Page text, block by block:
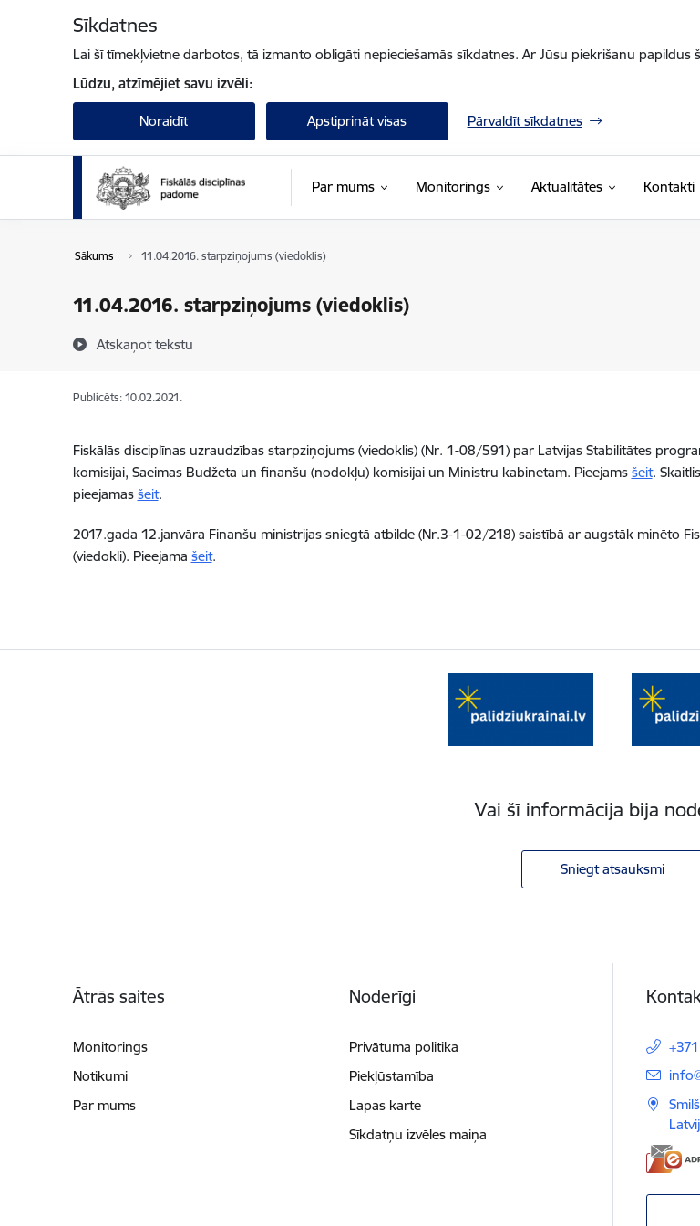
Sīkdatnes
Lai šī tīmekļvietne darbotos, tā izmanto obligāti nepieciešamās sīkdatnes. Ar Jūsu piekrišanu
Lūdzu, atzīmējiet savu izvēli:
Noraidīt Apstiprināt visas Pārvaldīt sīkdatnes
Par mums Monitorings Aktualitātes Kontakti
Sākums 11.04.2016. starpziņojums (viedoklis)
11.04.2016. starpziņojums (viedoklis)
Atskaņot tekstu
Publicēts: 10.02.2021.
Fiskālās disciplīnas uzraudzības starpziņojums (viedoklis) (Nr. 1-08/591) par Latvijas Stabilitātes
komisijai, Saeimas Budžeta un finanšu (nodokļu) komisijai un Ministru kabinetam. Pieejams šeit.
pieejamas šeit.
2017.gada 12.janvāra Finanšu ministrijas sniegtā atbilde (Nr.3-1-02/218) saistībā ar augstāk minēto
(viedokli). Pieejama šeit.
Vai šī informācija bija
Sniegt atsauksmi
Ātrās saites
Monitorings
Notikumi
Par mums
Noderīgi
Privātuma politika
Piekļūstamība
Lapas karte
Sīkdatņu izvēles maiņa
E-